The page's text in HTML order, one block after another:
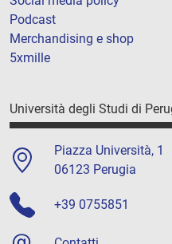
Podcast
Merchandising e shop
5xmille
Università degli Studi di
Piazza Università, 1
06123 Perugia
+39 0755851